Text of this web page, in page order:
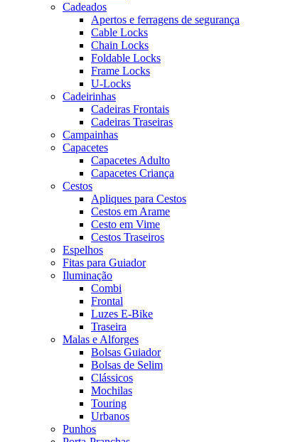
Cadeados
Apertos e ferragens de segurança
Cable Locks
Chain Locks
Foldable Locks
Frame Locks
U-Locks
Cadeirinhas
Cadeiras Frontais
Cadeiras Traseiras
Campainhas
Capacetes
Capacetes Adulto
Capacetes Criança
Cestos
Apliques para Cestos
Cestos em Arame
Cesto em Vime
Cestos Traseiros
Espelhos
Fitas para Guiador
Iluminação
Combi
Frontal
Luzes E-Bike
Traseira
Malas e Alforges
Bolsas Guiador
Bolsas de Selim
Clássicos
Mochilas
Touring
Urbanos
Punhos